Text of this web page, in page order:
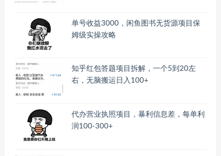
单号收益3000，闲鱼图书无货源项目保
姆级实操攻略
知乎红包答题项目拆解，一个5到20左
右，无脑搬运日入100+
代办营业执照项目，暴利信息差，每单利
润100-300+